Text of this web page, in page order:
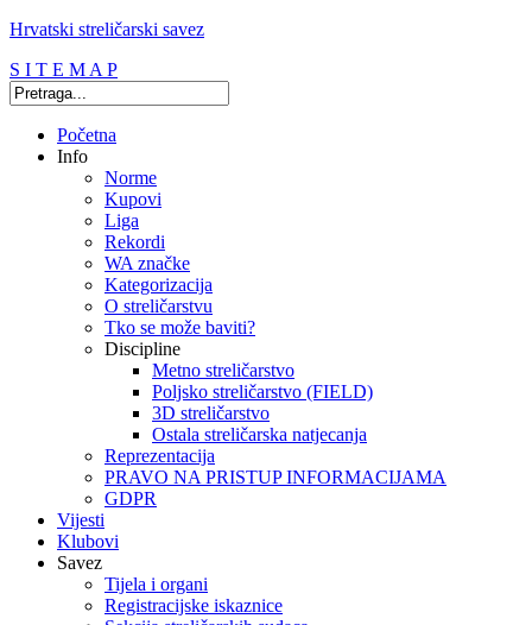
Hrvatski streličarski savez
S I T E M A P
Početna
Info
Norme
Kupovi
Liga
Rekordi
WA značke
Kategorizacija
O streličarstvu
Tko se može baviti?
Discipline
Metno streličarstvo
Poljsko streličarstvo (FIELD)
3D streličarstvo
Ostala streličarska natjecanja
Reprezentacija
PRAVO NA PRISTUP INFORMACIJAMA
GDPR
Vijesti
Klubovi
Savez
Tijela i organi
Registracijske iskaznice